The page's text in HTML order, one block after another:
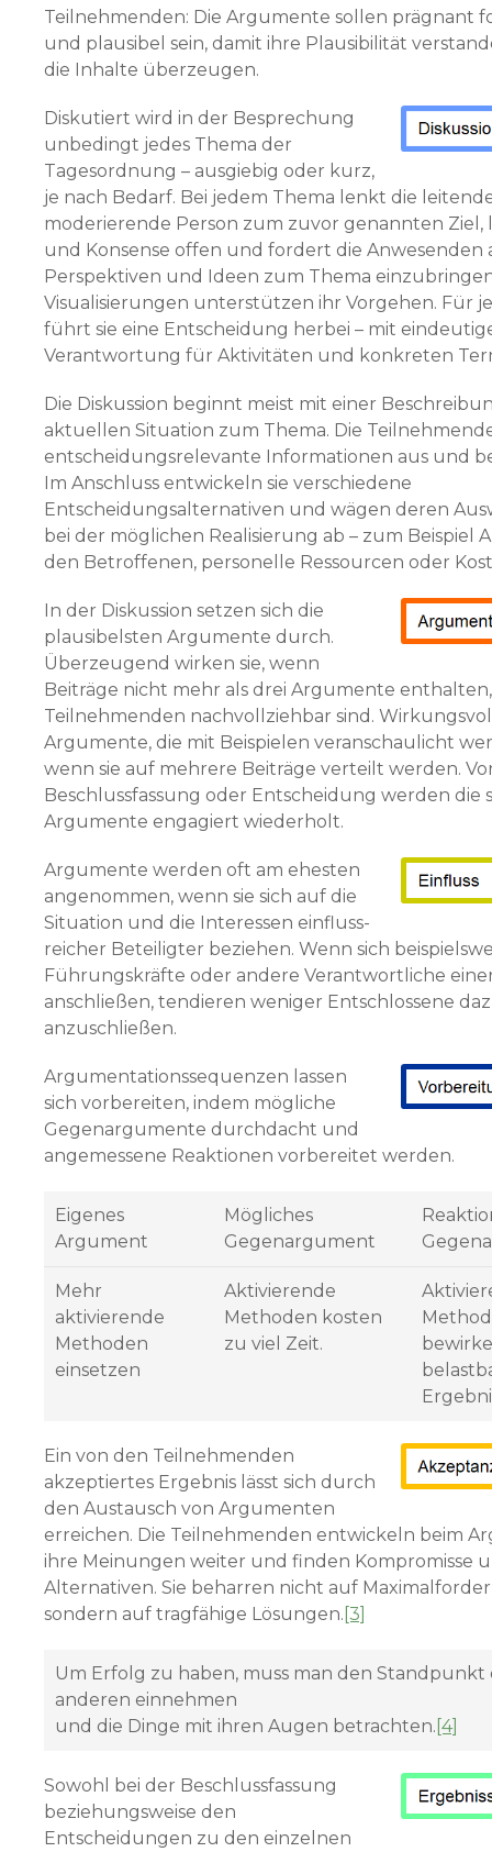
Teilnehmenden: Die Argumente sollen prägnant
und plausibel sein, damit ihre Plausibilität
die Inhalte überzeugen.
Diskutiert wird in der Besprechung
unbedingt jedes The­ma der
Tagesordnung – ausgiebig oder kurz,
je nach Be­darf. Bei jedem Thema lenkt die
moderierende Person zum zuvor genannten Ziel,
und Konsense offen und fordert die Anwesenden
Perspektiven und Ideen zum Thema
Visualisierungen unter­stützen ihr Vorgehen. Für
führt sie eine Entscheidung herbei – mit
Verantwortung für Aktivitäten und konkreten
Die Diskussion beginnt meist mit einer
aktuellen Situation zum Thema. Die
entscheidungsrelevante Informationen aus und
Im Anschluss entwickeln sie verschiedene
Entscheidungsalternativen und wägen deren
bei der möglichen Realisierung ab – zum Beispiel
den Betroffenen, personelle Ressourcen oder
In der Diskussion setzen sich die
plausibelsten Argu­mente durch.
Überzeugend wirken sie, wenn
Beiträge nicht mehr als drei Argumente
Teilnehmenden nachvollziehbar sind.
Argumente, die mit Beispielen veranschaulicht
wenn sie auf mehrere Beiträge verteilt werden.
Beschlussfassung oder Entscheidung werden die
Argumente engagiert wiederholt.
Argumente werden oft am ehesten
angenommen, wenn sie sich auf die
Situation und die Interessen einfluss­
reicher Beteiligter beziehen. Wenn sich
Führungskräfte oder andere Verantwortliche
anschließen, tendieren weniger Entschlossene
anzuschließen.
Argumentationssequenzen lassen
sich vorbereiten, indem mögliche
Gegenargumente durchdacht und
angemessene Reaktionen vorbereitet werden.
Eigenes
Argument
Mögliches
Gegenargument
Mehr
aktivierende
Methoden
einsetzen
Aktivierende
Methoden kosten
zu viel Zeit.
Ein von den Teilnehmenden
akzeptiertes Ergebnis lässt sich durch
den Austausch von Argumenten
erreichen. Die Teilnehmenden entwickeln beim
ihre Meinungen weiter und finden Kompromisse
Alternativen. Sie beharren nicht auf
sondern auf tragfähige Lösungen. [3]
Um Erfolg zu haben, muss man den Standpunkt
anderen einnehmen
und die Dinge mit ihren Augen betrachten. [4]
Sowohl bei der Beschlussfassung
beziehungsweise den
Entscheidungen zu den einzelnen